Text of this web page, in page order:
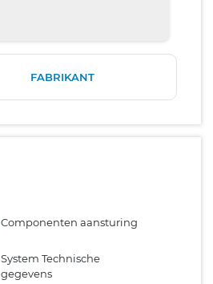
FABRIKANT
Componenten aansturing
System Technische
gegevens